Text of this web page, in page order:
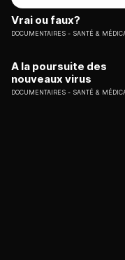
Vrai ou faux?
DOCUMENTAIRES SANTÉ &
A la poursuite des
nouveaux virus
DOCUMENTAIRES SANTÉ &